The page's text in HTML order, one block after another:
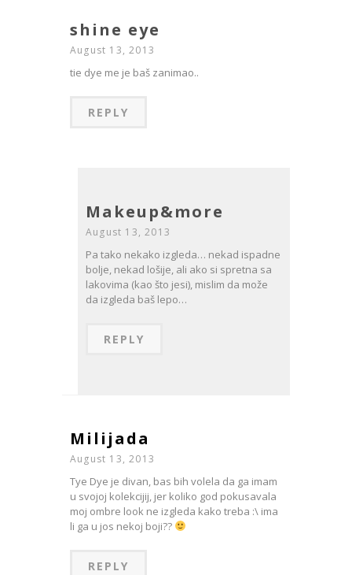
shine eye
August 13, 2013
tie dye me je baš zanimao..
REPLY
Makeup&more
August 13, 2013
Pa tako nekako izgleda… nekad ispadne
bolje, nekad lošije, ali ako si spretna sa
lakovima (kao što jesi), mislim da može
da izgleda baš lepo…
REPLY
Milijada
August 13, 2013
Tye Dye je divan, bas bih volela da ga imam
u svojoj kolekcijij, jer koliko god pokusavala
moj ombre look ne izgleda kako treba :\ ima
li ga u jos nekoj boji??
REPLY